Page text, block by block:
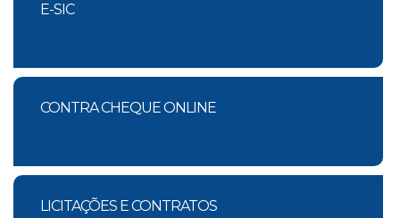
E-SIC
CONTRA CHEQUE ONLINE
LICITAÇÕES E CONTRATOS